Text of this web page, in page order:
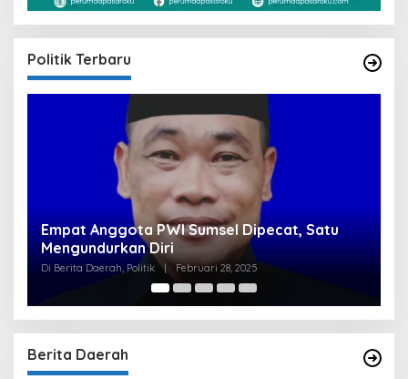
Politik Terbaru
Anggota PWI Sumsel Dipecat, Satu
Diri
Daerah, Politik | Februari 28, 2025
Clear,
Tirta Raja
Bersyarat
Berita Daerah